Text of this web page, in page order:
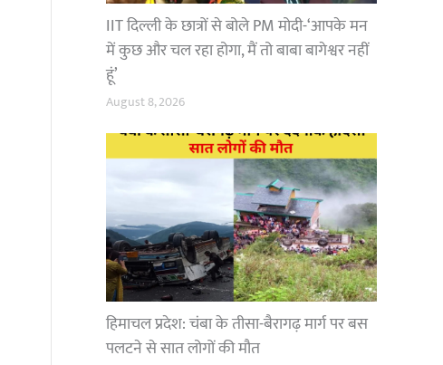
IIT दिल्ली के छात्रों से बोले PM मोदी-‘आपके मन
में कुछ और चल रहा होगा, मैं तो बाबा बागेश्वर नहीं
हूं’
August 8, 2026
हिमाचल प्रदेश: चंबा के तीसा-बैरागढ़ मार्ग पर बस
पलटने से सात लोगों की मौत